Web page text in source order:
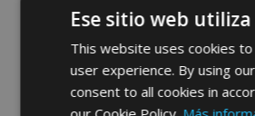
Ese sitio web
This website uses cookies
user experience. By using
consent to all cookies in